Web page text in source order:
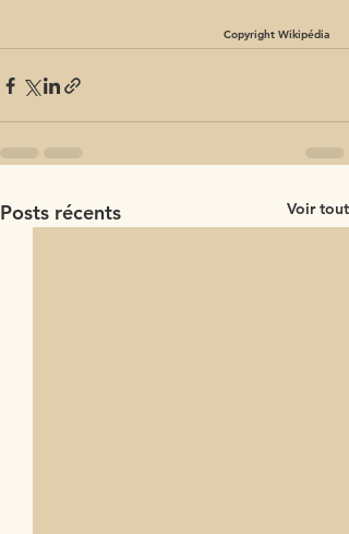
Copyright Wikipédia
Posts récents Voir tout